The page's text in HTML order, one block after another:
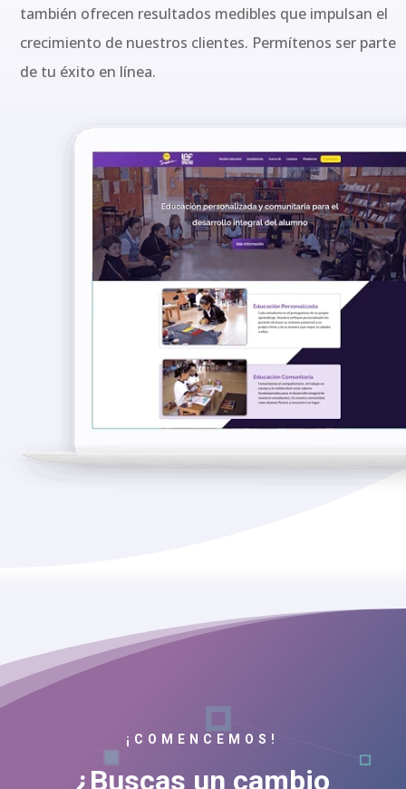
también ofrecen resultados medibles que impulsan el
crecimiento de nuestros clientes. Permítenos ser parte
de tu éxito en línea.
¡COMENCEMOS!
¿Buscas un cambio